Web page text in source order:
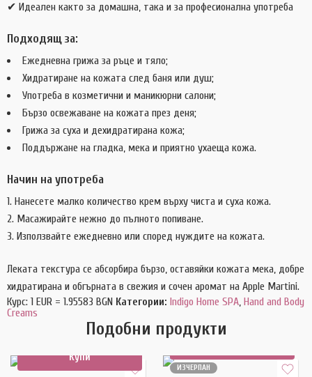
✔ Идеален както за домашна, така и за професионална употреба
Подходящ за:
Ежедневна грижа за ръце и тяло;
Хидратиране на кожата след баня или душ;
Употреба в козметични и маникюрни салони;
Бързо освежаване на кожата през деня;
Грижа за суха и дехидратирана кожа;
Поддържане на гладка, мека и приятно ухаеща кожа.
Начин на употреба
Нанесете малко количество крем върху чиста и суха кожа.
Масажирайте нежно до пълното попиване.
Използвайте ежедневно или според нуждите на кожата.
Леката текстура се абсорбира бързо, оставяйки кожата мека, добре
хидратирана и обгърната в свежия и сочен аромат на Apple Martini.
Курс: 1 EUR = 1.95583 BGN Категории: Indigo Home SPA, Hand and Body
Creams
Подобни продукти
Купи
ИЗЧЕРПАН